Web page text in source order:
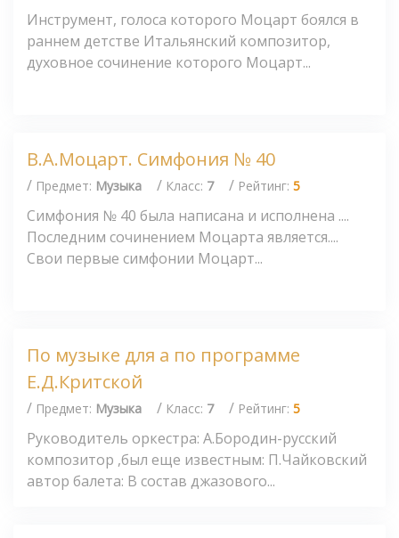
Инструмент, голоса которого Моцарт боялся в
раннем детстве Итальянский композитор,
духовное сочинение которого Моцарт...
В.А.Моцарт. Симфония № 40
/ Предмет: Музыка / Класс: 7 / Рейтинг: 5
Симфония № 40 была написана и исполнена ....
Последним сочинением Моцарта является....
Свои первые симфонии Моцарт...
По музыке для а по программе
Е.Д.Критской
/ Предмет: Музыка / Класс: 7 / Рейтинг: 5
Руководитель оркестра: А.Бородин-русский
композитор ,был еще известным: П.Чайковский
автор балета: В состав джазового...